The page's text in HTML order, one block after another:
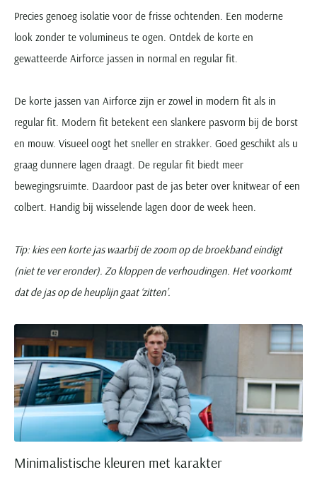
Precies genoeg isolatie voor de frisse ochtenden. Een moderne
look zonder te volumineus te ogen. Ontdek de korte en
gewatteerde Airforce jassen in normal en regular fit.
De korte jassen van Airforce zijn er zowel in modern fit als in
regular fit. Modern fit betekent een slankere pasvorm bij de borst
en mouw. Visueel oogt het sneller en strakker. Goed geschikt als u
graag dunnere lagen draagt. De regular fit biedt meer
bewegingsruimte. Daardoor past de jas beter over knitwear of een
colbert. Handig bij wisselende lagen door de week heen.
Tip: kies een korte jas waarbij de zoom op de broekband eindigt
(niet te ver eronder). Zo kloppen de verhoudingen. Het voorkomt
dat de jas op de heuplijn gaat ‘zitten’.
Minimalistische kleuren met karakter